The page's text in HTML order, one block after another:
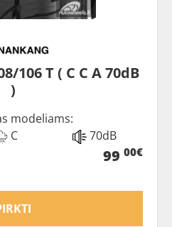
106 T ( C C A 70dB
)
modeliams:
C 70dB
99 00€